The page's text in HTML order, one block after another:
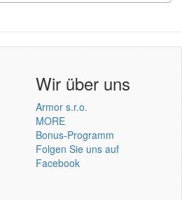
Wir über uns
Armor s.r.o.
MORE
Bonus-Programm
Folgen Sie uns auf
Facebook